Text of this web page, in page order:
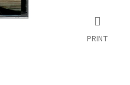
PRINT